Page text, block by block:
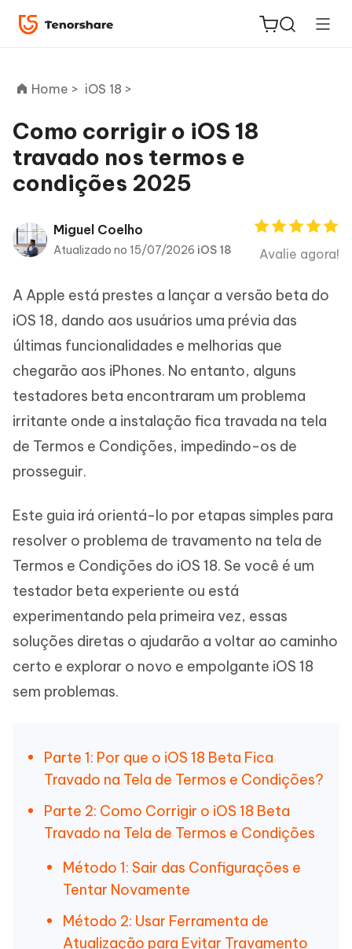
ReiBoot
for iOS
PDNob
PDF
iAnyGo
Home > iOS 18 >
Como corrigir o iOS 18
travado nos termos e
condições 2025
Miguel Coelho
Atualizado no 15/07/2026 iOS 18 Avalie agora!
A Apple está prestes a lançar a versão beta do
iOS 18, dando aos usuários uma prévia das
últimas funcionalidades e melhorias que
chegarão aos iPhones. No entanto, alguns
testadores beta encontraram um problema
irritante onde a instalação fica travada na tela
de Termos e Condições, impedindo-os de
prosseguir.
Este guia irá orientá-lo por etapas simples para
resolver o problema de travamento na tela de
Termos e Condições do iOS 18. Se você é um
testador beta experiente ou está
experimentando pela primeira vez, essas
soluções diretas o ajudarão a voltar ao caminho
certo e explorar o novo e empolgante iOS 18
sem problemas.
Parte 1: Por que o iOS 18 Beta Fica
Travado na Tela de Termos e Condições?
Parte 2: Como Corrigir o iOS 18 Beta
Travado na Tela de Termos e Condições
Método 1: Sair das Configurações e
Tentar Novamente
Método 2: Usar Ferramenta de
Atualização para Evitar Travamento